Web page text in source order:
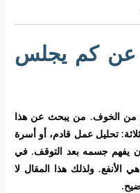
عن كم يجلس
من الخوف. من يبحث عن هذا
تحليل عمل قادم، أو أسرة
يفهم جسمه بعد التوقف. في
هي الأنفع. ولذلك هذا المقال لا